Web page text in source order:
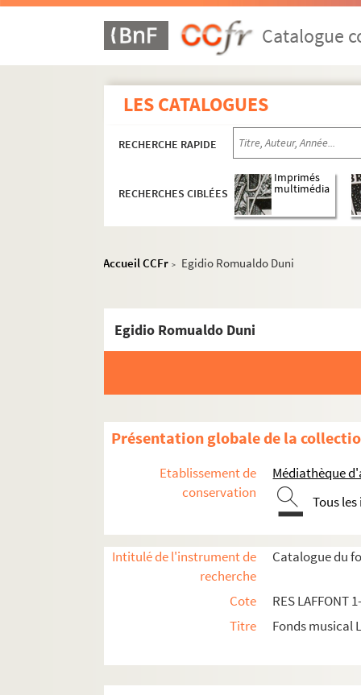
Catalogue
LES CATALOGUES
RECHERCHE RAPIDE
RECHERCHES CIBLÉES
Imprimés
multimédia
Accueil CCFr > Egidio Romualdo Duni
Egidio Romualdo Duni
Présentation globale de la
Etablissement de
conservation
Médiathèque
Tous
Intitulé de l'instrument de
recherche
Catalogue du
Cote
RES LAFFONT
Titre
Fonds musical
Partitions anciennes
Oeuvres lyriques